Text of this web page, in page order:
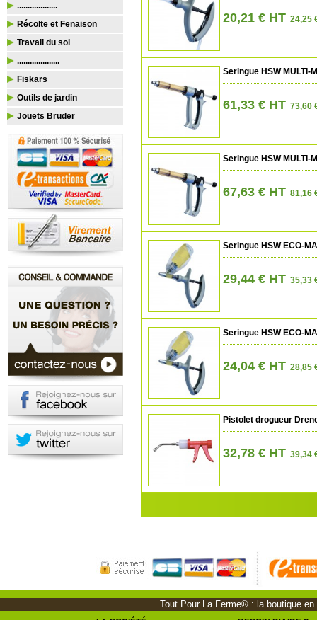
...................
Récolte et Fenaison
Travail du sol
....................
Fiskars
Outils de jardin
Jouets Bruder
20,21 € HT 24,25
Seringue HSW MULTI-
61,33 € HT 73,60
Seringue HSW MULTI-
67,63 € HT 81,16
Seringue HSW ECO-
29,44 € HT 35,33
Seringue HSW ECO-
24,04 € HT 28,85
Pistolet drogueur
32,78 € HT 39,34
Tout Pour La Ferme® : la boutique